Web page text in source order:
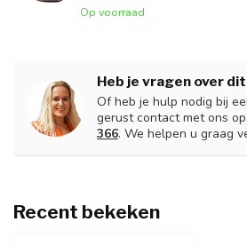
Op voorraad
Heb je vragen over
Of heb je hulp nodig bij
gerust contact met ons
366. We helpen u graag
Recent bekeken